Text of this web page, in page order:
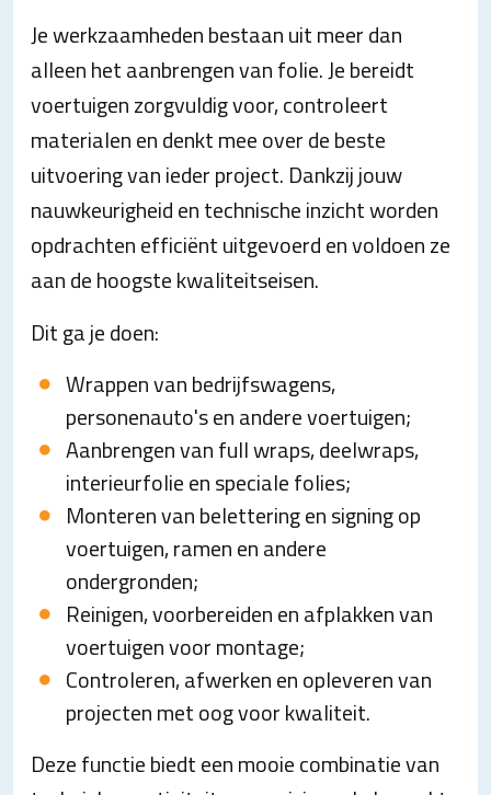
Je werkzaamheden bestaan uit meer dan
alleen het aanbrengen van folie. Je bereidt
voertuigen zorgvuldig voor, controleert
materialen en denkt mee over de beste
uitvoering van ieder project. Dankzij jouw
nauwkeurigheid en technische inzicht worden
opdrachten efficiënt uitgevoerd en voldoen ze
aan de hoogste kwaliteitseisen.
Dit ga je doen:
Wrappen van bedrijfswagens,
personenauto's en andere voertuigen;
Aanbrengen van full wraps, deelwraps,
interieurfolie en speciale folies;
Monteren van belettering en signing op
voertuigen, ramen en andere
ondergronden;
Reinigen, voorbereiden en afplakken van
voertuigen voor montage;
Controleren, afwerken en opleveren van
projecten met oog voor kwaliteit.
Deze functie biedt een mooie combinatie van